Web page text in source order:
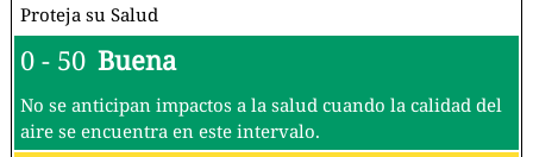
Proteja su Salud
0 - 50 Buena
No se anticipan impactos a la salud cuando la calidad del
aire se encuentra en este intervalo.